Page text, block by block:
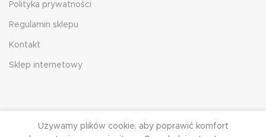
Polityka prywatności
Regulamin sklepu
Kontakt
Sklep internetowy
Używamy plików cookie, aby poprawić komfort